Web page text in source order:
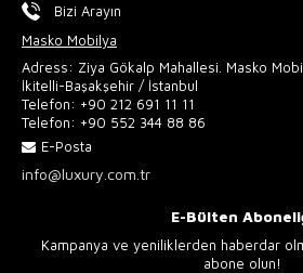
Bizi Arayın
Masko Mobilya
Adress: Ziya Gökalp Mahallesi. Masko
İkitelli-Başakşehir / İstanbul
Telefon: +90 212 691 11 11
Telefon: +90 552 344 88 86
E-Posta
info@luxury.com.tr
E-Bülten
Kampanya ve yeniliklerden haberdar
abone olun!